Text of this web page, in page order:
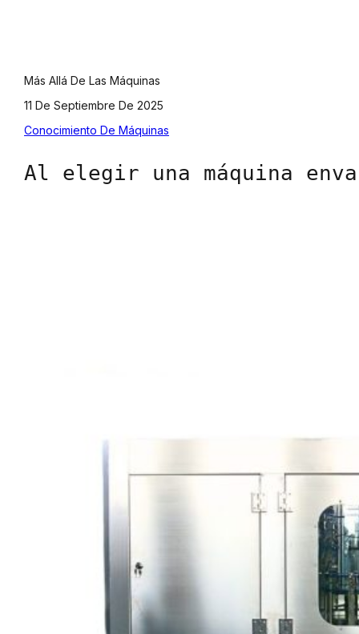
Más Allá De Las Máquinas
11 De Septiembre De 2025
Conocimiento De Máquinas
Al elegir una máquina